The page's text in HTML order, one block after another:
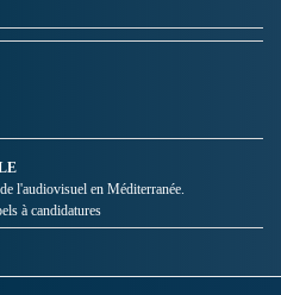
l'audiovisuel en Méditerranée.
à candidatures